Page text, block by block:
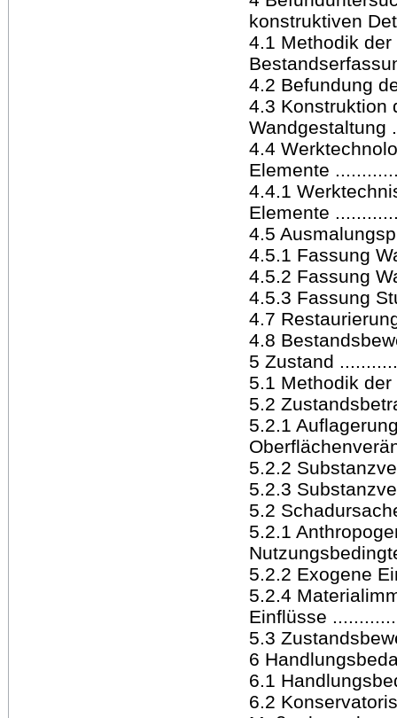
konstruktiven
4.1 Methodik der
4.2 Befundung
4.3 Konstruktion
Wandgestaltung
4.4
Elemente
4.4.1
Elemente
4.5
4.5.1 Fassung
4.5.2 Fassung
4.5.3 Fassung
4.7
4.8
5 Zustand
5.1 Methodik
5.2
5.2.1
5.2.2
5.2.3
5.2
5.2.1
5.2.2 Exogene
5.2.4
Einflüsse
5.3
6
6.1
6.2